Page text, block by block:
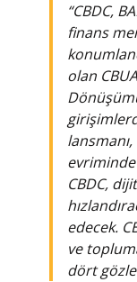
“CBDC,
finans
olan
CBDC,
edecek.
ve
dört